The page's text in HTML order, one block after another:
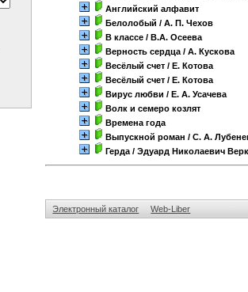
Английский алфавит
Белолобый / А. П. Чехов
В классе / В.А. Осеева
Верность сердца / А. Кускова
Весёлый счет / Е. Котова
Весёлый счет / Е. Котова
Вирус любви / Е. А. Усачева
Волк и семеро козлят
Времена года
Выпускной роман / С. А.
Герда / Эдуард Николаевич
Электронный каталог Web-Liber